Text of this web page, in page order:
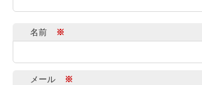
名前 ※
メール ※